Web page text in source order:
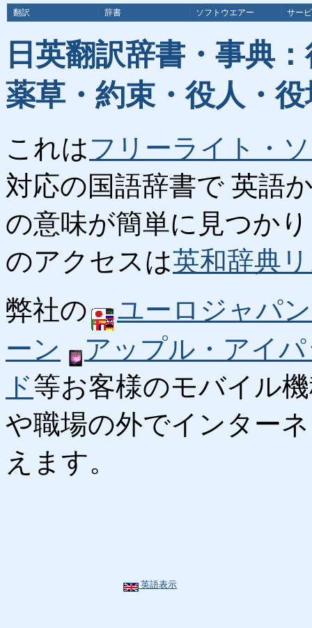
翻訳 辞書 ソフトウエアー サー
日英翻訳辞書・事典
薬草・約束・役人・
これはフリーライト・
対応の国語辞書で 英語
の意味が簡単に見つか
のアクセスは英和辞典
弊社の
ユーロジャパ
ーン
アップル・アイ
ド等お客様のモバイル
や職場の外でインター
えます。
英語表示